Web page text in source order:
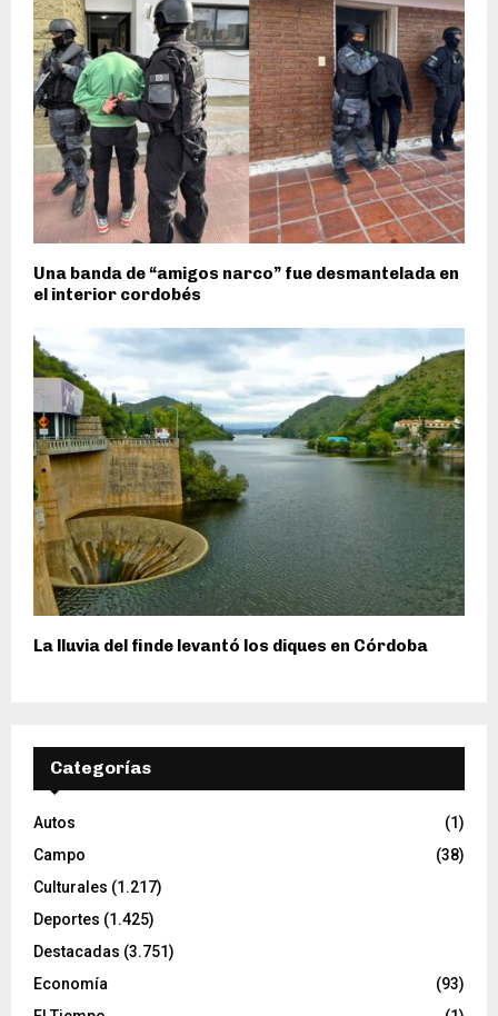
Una banda de “amigos narco” fue desmantelada en
el interior cordobés
La lluvia del finde levantó los diques en Córdoba
Categorías
Autos
(1)
Campo
(38)
Culturales (1.217)
Deportes (1.425)
Destacadas (3.751)
Economía
(93)